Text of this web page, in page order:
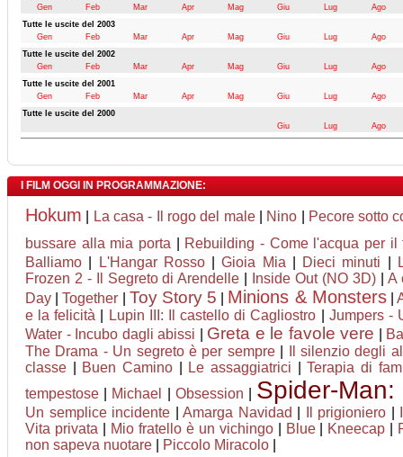
Gen
Feb Mar Apr Mag Giu Lug
Ago
Tutte le uscite del 2003
Gen
Feb Mar Apr Mag Giu Lug
Ago
Tutte le uscite del 2002
Gen
Feb Mar Apr Mag Giu Lug
Ago
Tutte le uscite del 2001
Gen
Feb Mar Apr Mag Giu Lug
Ago
Tutte le uscite del 2000
Giu
Lug Ago
I FILM OGGI IN PROGRAMMAZIONE:
Hokum La casa - Il rogo del male| Nino
Pecore sotto
bussare alla mia porta
Rebuilding - Come l'acqua per il
Balliamo
L'Hangar Rosso|Gioia Mia Dieci minuti
Frozen 2 - Il Segreto di Arendelle
Inside Out (NO 3D)| A
Day |Together Toy Story 5 Minions & Monsters|
e la felicità
Lupin III: Il castello di Cagliostro
Jumpers -
Water - Incubo dagli abissi
Greta e le favole vere
The Drama - Un segreto è per sempre|
Il silenzio degli
classe
Buen Camino Le assaggiatrici |Terapia di
tempestose
Michael Obsession Spider-
Un semplice incidente Amarga Navidad Il prigioniero
Vita privata
Mio fratello è un vichingo| Blue| Kneecap
non sapeva nuotare
Piccolo Miracolo